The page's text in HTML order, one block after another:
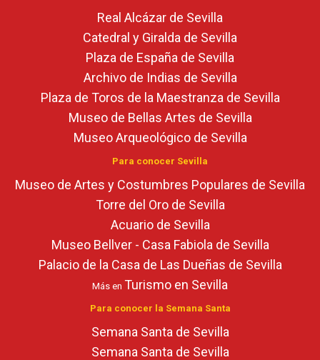
Real Alcázar de Sevilla
Catedral y Giralda de Sevilla
Plaza de España de Sevilla
Archivo de Indias de Sevilla
Plaza de Toros de la Maestranza de Sevilla
Museo de Bellas Artes de Sevilla
Museo Arqueológico de Sevilla
Para conocer Sevilla
Museo de Artes y Costumbres Populares de Sevilla
Torre del Oro de Sevilla
Acuario de Sevilla
Museo Bellver - Casa Fabiola de Sevilla
Palacio de la Casa de Las Dueñas de Sevilla
Más en Turismo en Sevilla
Para conocer la Semana Santa
Semana Santa de Sevilla
Semana Santa de Sevilla